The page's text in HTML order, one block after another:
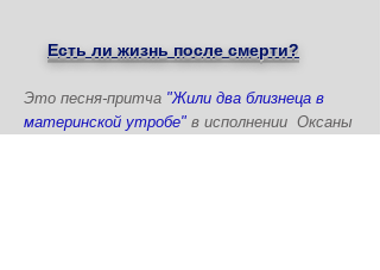
Есть ли жизнь после смерти?
Это песня-притча "Жили два близнеца в
материнской утробе" в исполнении Оксаны